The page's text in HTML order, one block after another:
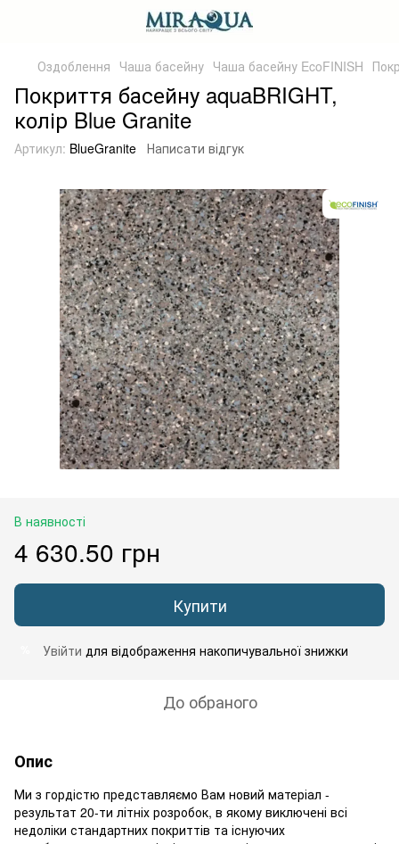
Оздоблення Чаша басейну Чаша басейну EcoFINISH
Покриття басейну aquaBRIGHT,
колір Blue Granite
Артикул: BlueGranite Написати відгук
В наявності
4 630.50 грн
Купити
Увійти для відображення накопичувальної знижки
До обраного
Опис
Ми з гордістю представляємо Вам новий матеріал -
результат 20-ти літніх розробок, в якому виключені всі
недоліки стандартних покриттів та існуючих